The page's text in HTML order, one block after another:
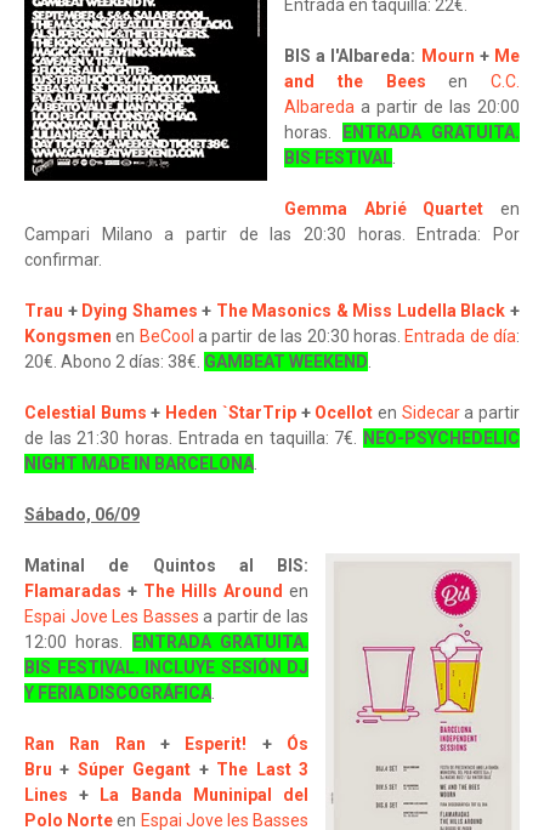
Entrada en taquilla: 22€.
BIS a l'Albareda: Mourn + Me
and the Bees en C.C.
Albareda a partir de las 20:00
horas.
ENTRADA GRATUITA.
BIS FESTIVAL.
Gemma Abrié Quartet
en
Campari Milano a partir de las 20:30 horas. Entrada: Por
confirmar.
Trau + Dying Shames + The Masonics & Miss Ludella Black +
Kongsmen en BeCool a partir de las 20:30 horas. Entrada de día:
20€. Abono 2 días: 38€. GAMBEAT WEEKEND.
Celestial Bums + Heden `StarTrip+ Ocellot en Sidecara partir
de las 21:30 horas. Entrada en taquilla: 7€. NEO-PSYCHEDELIC
NIGHT MADE IN BARCELONA.
Sábado, 06/09
Matinal de Quintos al BIS:
Flamaradas + The Hills Around en
Espai Jove Les Basses a partir de las
12:00 horas.
ENTRADA GRATUITA.
BIS FESTIVAL. INCLUYE SESIÓN DJ
Y FERIA DISCOGRÁFICA.
Ran Ran Ran + Esperit! + Ós
Bru + Súper Gegant + The Last 3
Lines +
La Banda Muninipal del
Polo Norteen Espai Jove les Basses